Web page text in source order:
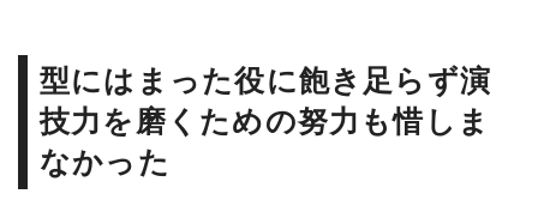
型にはまった役に飽き足らず演
技力を磨くための努力も惜しま
なかった